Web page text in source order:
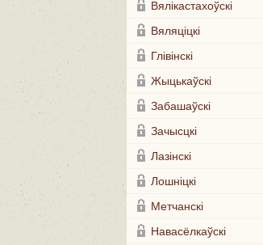
Вялікастахоўскі
Вяляціцкі
Глівінскі
Жыцькаўскі
Забашаўскі
Зачысцкі
Лазінскі
Лошніцкі
Метчанскі
Навасёлкаўскі